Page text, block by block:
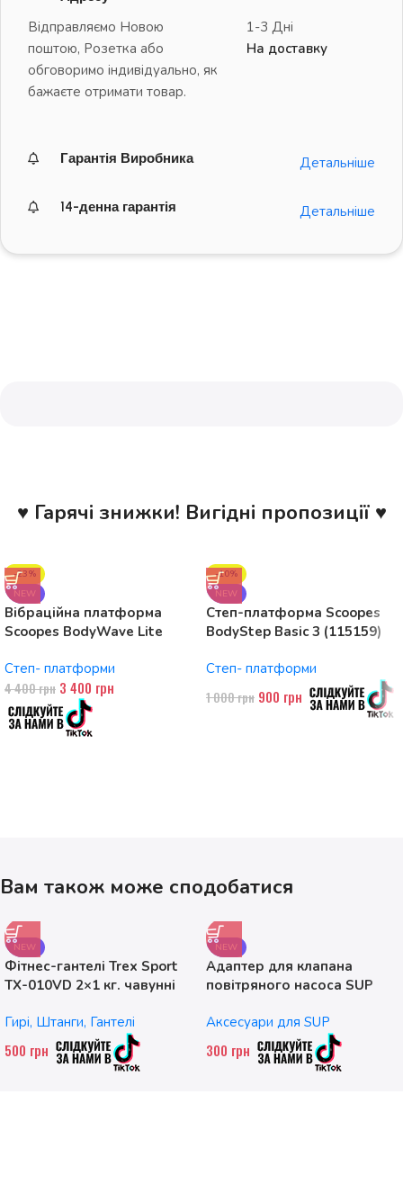
Відправляємо Новою
поштою, Розетка або
обговоримо індивідуально, як
бажаєте отримати товар.
1-3 Дні
На доставку
Гарантія Виробника Детальніше
14-денна гарантія Детальніше
♥ Гарячі знижки! Вигідні пропозиції ♥
-23%
NEW
Вібраційна платформа
Scoopes BodyWave Lite
Степ- платформи
4 400грн 3 400 грн
-10%
NEW
Степ-платформа Scoopes
BodyStep Basic 3 (115159)
рівні
Степ- платформи
1 000грн 900 грн
Вам також може сподобатися
NEW
Фітнес-гантелі Trex Sport
TX-010VD 2×1 кг. чавунні
Гирі, Штанги, Гантелі
500 грн
NEW
Адаптер для клапана
повітряного насоса SUP
Аксесуари для SUP
300 грн